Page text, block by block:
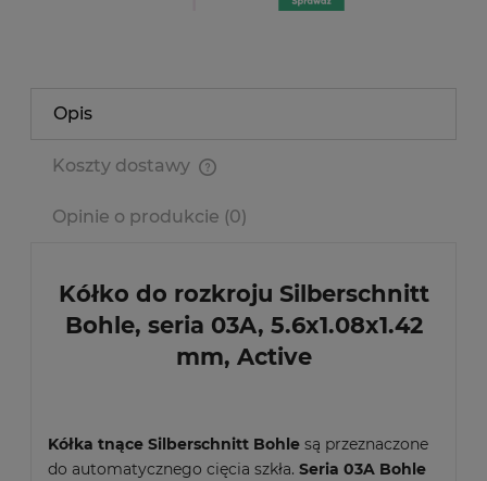
Opis
Koszty dostawy
Opinie o produkcie (0)
Kółko do rozkroju Silberschnitt
Bohle, seria 03A, 5.6x1.08x1.42
mm, Active
Kółka tnące Silberschnitt Bohle są przeznaczone
do automatycznego cięcia szkła. Seria 03A Bohle